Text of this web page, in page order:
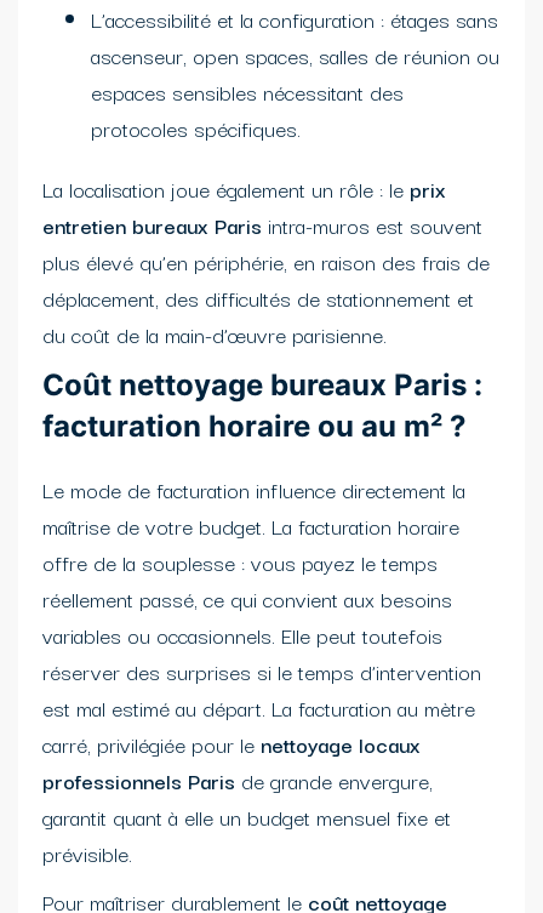
L’accessibilité et la configuration : étages sans
ascenseur, open spaces, salles de réunion ou
espaces sensibles nécessitant des
protocoles spécifiques.
La localisation joue également un rôle : le prix
entretien bureaux Paris intra-muros est souvent
plus élevé qu’en périphérie, en raison des frais de
déplacement, des difficultés de stationnement et
du coût de la main-d’œuvre parisienne.
Coût nettoyage bureaux Paris :
facturation horaire ou au m² ?
Le mode de facturation influence directement la
maîtrise de votre budget. La facturation horaire
offre de la souplesse : vous payez le temps
réellement passé, ce qui convient aux besoins
variables ou occasionnels. Elle peut toutefois
réserver des surprises si le temps d’intervention
est mal estimé au départ. La facturation au mètre
carré, privilégiée pour le nettoyage locaux
professionnels Paris de grande envergure,
garantit quant à elle un budget mensuel fixe et
prévisible.
Pour maîtriser durablement le coût nettoyage